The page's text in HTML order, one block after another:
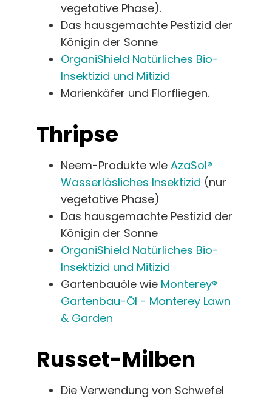
vegetative Phase).
Das hausgemachte Pestizid der
Königin der Sonne
OrganiShield Natürliches Bio-
Insektizid und Mitizid
Marienkäfer und Florfliegen.
Thripse
Neem-Produkte wie AzaSol®
Wasserlösliches Insektizid (nur
vegetative Phase)
Das hausgemachte Pestizid der
Königin der Sonne
OrganiShield Natürliches Bio-
Insektizid und Mitizid
Gartenbauöle wie Monterey®
Gartenbau-Öl - Monterey Lawn
& Garden
Russet-Milben
Die Verwendung von Schwefel